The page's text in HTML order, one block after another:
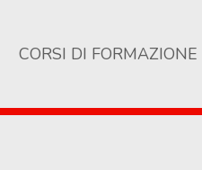
CORSI DI FORMAZIONE